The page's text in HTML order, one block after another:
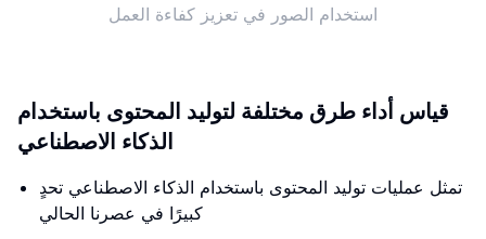
استخدام الصور في تعزيز كفاءة العمل
قياس أداء طرق مختلفة لتوليد المحتوى باستخدام
الذكاء الاصطناعي
تمثل عمليات توليد المحتوى باستخدام الذكاء الاصطناعي تحدٍ
كبيرًا في عصرنا الحالي